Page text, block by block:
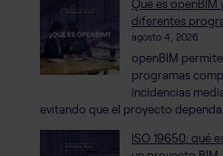
Qué es
diferentes
agosto 4, 2026
openBIM
programas
incidencias
evitando que el proyecto
ISO 19650: qué